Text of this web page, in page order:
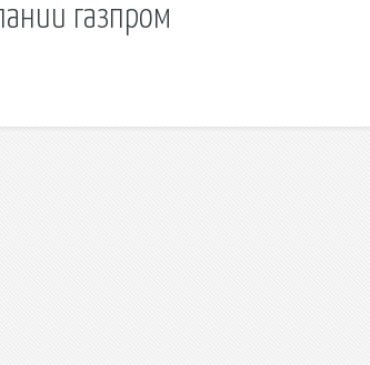
газпром